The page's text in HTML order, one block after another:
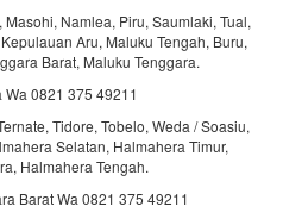
Namlea, Piru, Saumlaki, Tual,
Aru, Maluku Tengah, Buru,
Barat, Maluku Tenggara.
0821 375 49211
Tidore, Tobelo, Weda / Soasiu,
Selatan, Halmahera Timur,
Halmahera Tengah.
Barat Wa 0821 375 49211